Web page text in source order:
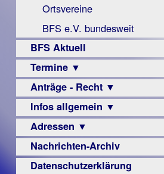
Ortsvereine
BFS e.V. bundesweit
BFS Aktuell
Termine ▼
Veranstaltungsprogramme
Anträge - Recht ▼
Archiv
Urteile
Infos allgemein ▼
Sehbehinderung
Frühförderung
Schule
Adressen ▼
Augenoptiker
Berufsbildungswerke
Nachrichten-Archiv
Datenschutzerklärung